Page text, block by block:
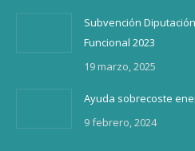
Subvención
Funcional 2023
19 marzo, 2025
Ayuda sobrecoste
9 febrero, 2024